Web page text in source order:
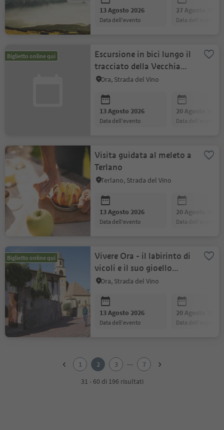
13 Agosto 2026
data dell'evento
27 Agosto 2026
data dell'evento
Biglietto online qui
Escursione in bici lungo il
tracciato della Vecchia
Ferrovia della Val di
Ora, Strada del Vino
13 Agosto 2026
data dell'evento
20 Agosto 2026
data dell'evento
Visita guidata al meleto a
Terlano
Terlano, Strada del Vino
13 Agosto 2026
data dell'evento
20 Agosto 2026
data dell'evento
Biglietto online qui
Vivere Ora - il labirinto di
vicoli e il suo gioello
rosso, il Lagrein
Ora, Strada del Vino
13 Agosto 2026
data dell'evento
20 Agosto 2026
data dell'evento
1 2 3 ...
7
31 - 60 di 196 risultati